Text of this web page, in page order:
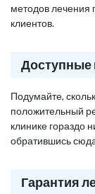
методов лечения
клиентов.
Доступные
Подумайте,
положительный
клинике гораздо
обратившись
Гарантия